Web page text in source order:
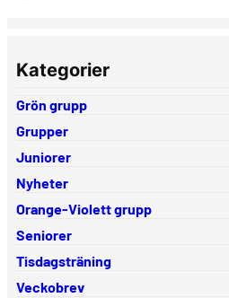
Kategorier
Grön grupp
Grupper
Juniorer
Nyheter
Orange-Violett grupp
Seniorer
Tisdagsträning
Veckobrev